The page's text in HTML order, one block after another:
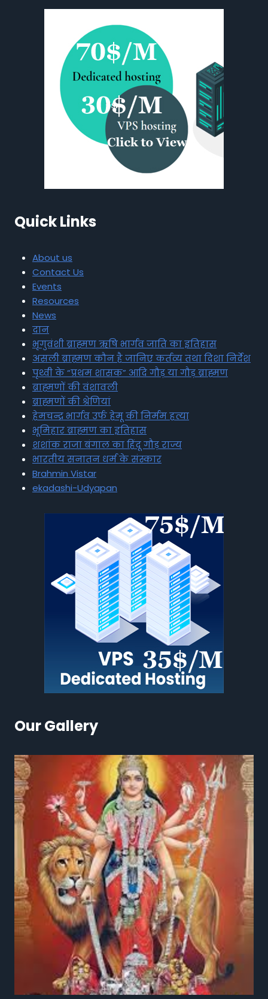
Quick Links
About us
Contact Us
Events
Resources
News
दान
भृगुवंशी ब्राह्मण ऋषि भार्गव जाति का इतिहास
असली ब्राह्मण कौन है जानिए कर्तव्य तथा दिशा निर्देश
पृथ्वी के “प्रथम शासक” आदि गौड़ या गौड़ ब्राह्मण
ब्राह्मणों की वंशावली
ब्राह्मणों की श्रेणियां
हेमचन्द्र भार्गव उर्फ हेमू की निर्मम हत्या
भूमिहार ब्राह्मण का इतिहास
शशांक राजा बंगाल का हिंदू गौड़ राज्य
भारतीय सनातन धर्म के संस्कार
Brahmin Vistar
ekadashi-Udyapan
Our Gallery